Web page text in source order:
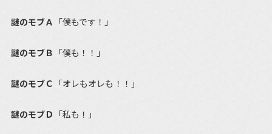
謎のモブＡ 「僕もです！」
謎のモブＢ 「僕も！！」
謎のモブＣ 「オレもオレも！！」
謎のモブＤ 「私も！」